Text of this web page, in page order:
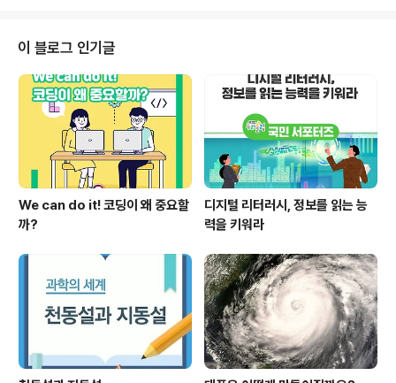
함께 풀어보지 못한 점이 아쉬워 이번 주말에 아이와 함께
수학 익힘책을 풀어본 이야기를 해보려 합니다. * 달라도
너무 달라진 수학 예전 호랑이 담배 피우던 시절 아빠의 어
릴 적 초등학교 수학책은 이름도 '산수'였습니다. 단순 수식
의 풀이에 초점을 맞췄던 시절이었죠. 그래서 그러한 수식
의 풀이에 익숙..
이 블로그 인기글
We can do it! 코딩이 왜 중요할
까?
디지털 리터러시, 정보를 읽는 능
력을 키워라